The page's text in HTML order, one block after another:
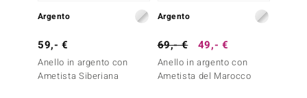
by de Melo
Argento
59,- €
Anello in argento con
Ametista Siberiana
Argento
69,- € 49,- €
Anello in argento con
Ametista del Marocco